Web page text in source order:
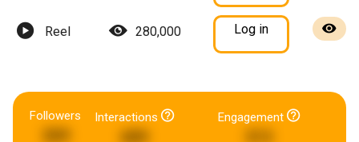
Reel 280,000 Log in
Followers Interactions
689
Engagement